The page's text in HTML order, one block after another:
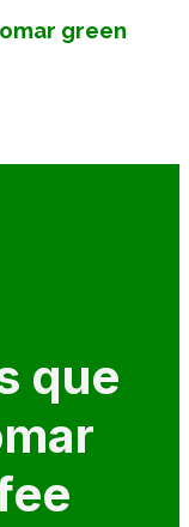
green
que